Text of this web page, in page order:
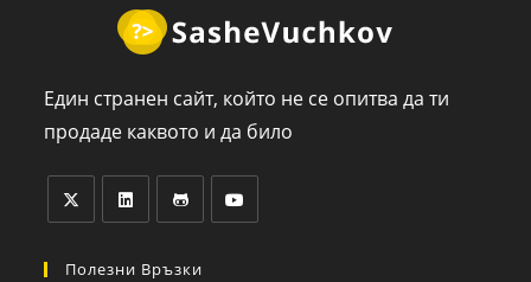
Един странен сайт, който не се опитва да ти
продаде каквото и да било
Полезни Връзки